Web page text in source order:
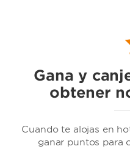
Gana y
obtener
Cuando te alojas en
ganar puntos para